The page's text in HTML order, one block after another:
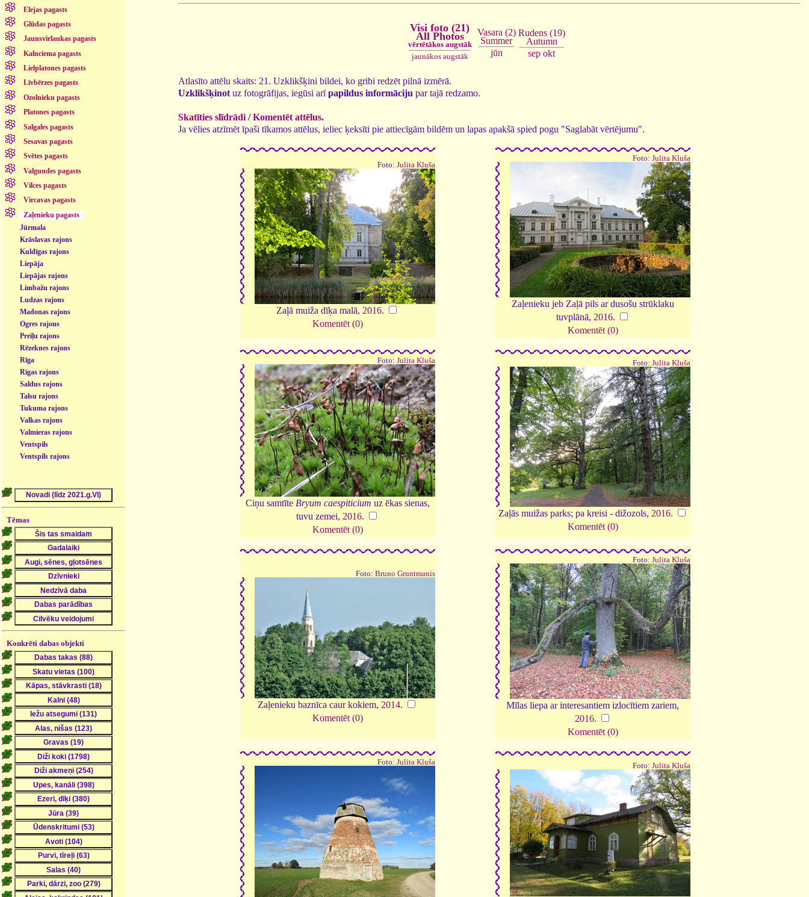
Elejas pagasts
Glūdas pagasts
Jaunsvirlaukas pagasts
Kalnciema pagasts
Lielplatones pagasts
Līvbērzes pagasts
Ozolnieku pagasts
Platones pagasts
Salgales pagasts
Sesavas pagasts
Svētes pagasts
Valgundes pagasts
Vilces pagasts
Vircavas pagasts
Zaļenieku pagasts
Jūrmala
Krāslavas rajons
Kuldīgas rajons
Liepāja
Liepājas rajons
Limbažu rajons
Ludzas rajons
Madonas rajons
Ogres rajons
Preiļu rajons
Rēzeknes rajons
Rīga
Rīgas rajons
Saldus rajons
Talsu rajons
Tukuma rajons
Valkas rajons
Valmieras rajons
Ventspils
Ventspils rajons
Tēmas
Konkrēti dabas objekti
Visi foto (21)
All Photos
vērtētākos augstāk
jaunākos augstāk
Vasara (2)
Summer
jūn
Rudens (19)
Autumn
sep okt
Atlasīto attēlu skaits: 21. Uzklikšķini bildei, ko gribi redzēt pilnā izmērā.
Uzklikšķinot uz fotogrāfijas, iegūsi arīpapildus informāciju par tajā redzamo.
Skatīties slīdrādi /Komentēt attēlus.
Ja vēlies atzīmēt īpaši tīkamos attēlus, ieliec ķeksīti pie attiecīgām bildēm un lapas apakšā spied pogu "Saglabāt vērtējumu".
Foto: Julita Kluša
Zaļā muiža dīķa malā, 2016.
Komentēt (0)
Foto: Julita Kluša
Zaļenieku jeb Zaļā pils ar dusošu strūklaku
tuvplānā, 2016.
Komentēt (0)
Foto: Julita Kluša
Ciņu samtīte Bryum caespiticium uz ēkas sienas,
tuvu zemei, 2016.
Komentēt (0)
Foto: Julita Kluša
Zaļās muižas parks; pa kreisi - dižozols, 2016.
Komentēt (0)
Foto: Bruno Gruntmanis
Zaļenieku baznīca caur kokiem, 2014.
Komentēt (0)
Foto: Julita Kluša
Mīlas liepa ar interesantiem izlocītiem zariem,
2016.
Komentēt (0)
Foto: Julita Kluša Foto: Julita Kluša